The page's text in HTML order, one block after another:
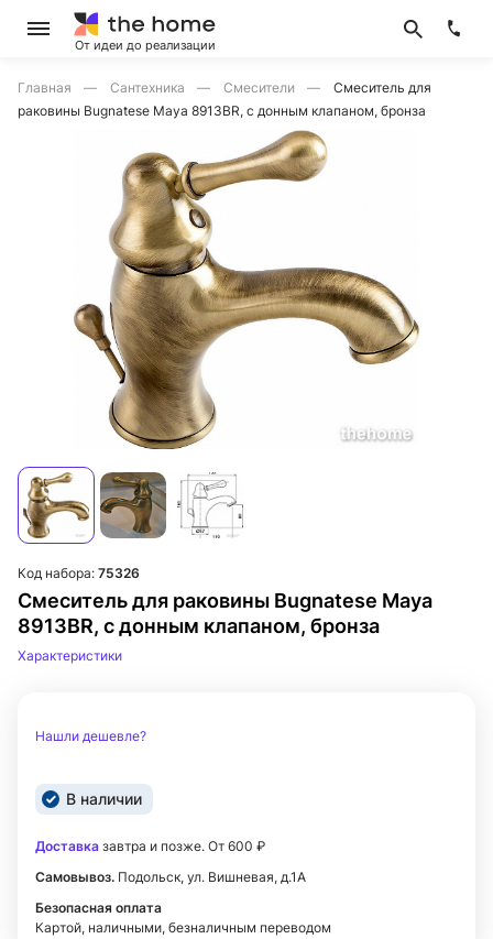
От идеи до реализации
Главная Сантехника Смесители
Смеситель для
раковины Bugnatese Maya 8913BR, с донным клапаном, бронза
Смеситель для раковины Bugnatese Maya
8913BR, с донным клапаном, бронза
Код набора: 75326
Характеристики
Нашли дешевле?
В наличии
Доставка завтра и позже. От 600 ₽
Самовывоз. Подольск, ул. Вишневая, д.1А
Безопасная оплата
Картой, наличными, безналичным переводом